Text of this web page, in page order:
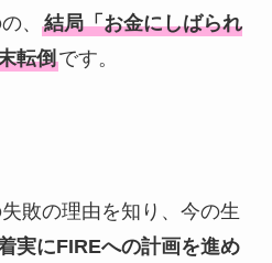
、
結局「お金にしばられ
転倒です。
敗の理由を知り、今の生
実にFIREへの計画を進め